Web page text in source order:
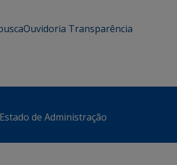
Ouvidoria Transparência
de Administração